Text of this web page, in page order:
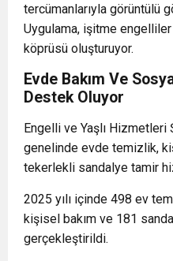
tercümanlarıyla görüntülü
Uygulama, işitme
köprüsü oluşturuyor.
Evde Bakım Ve
Destek Oluyor
Engelli ve Yaşlı Hizmetleri
genelinde evde temizlik,
tekerlekli sandalye tamir
2025 yılı içinde 498 ev
kişisel bakım ve 181
gerçekleştirildi.